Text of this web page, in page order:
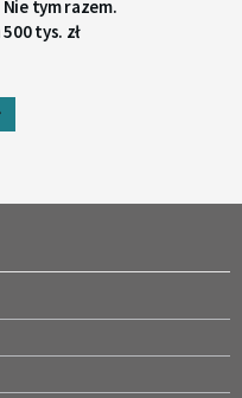
tym razem.
tys. zł